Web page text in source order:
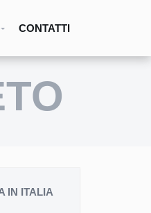
CONTATTI
IN ITALIA